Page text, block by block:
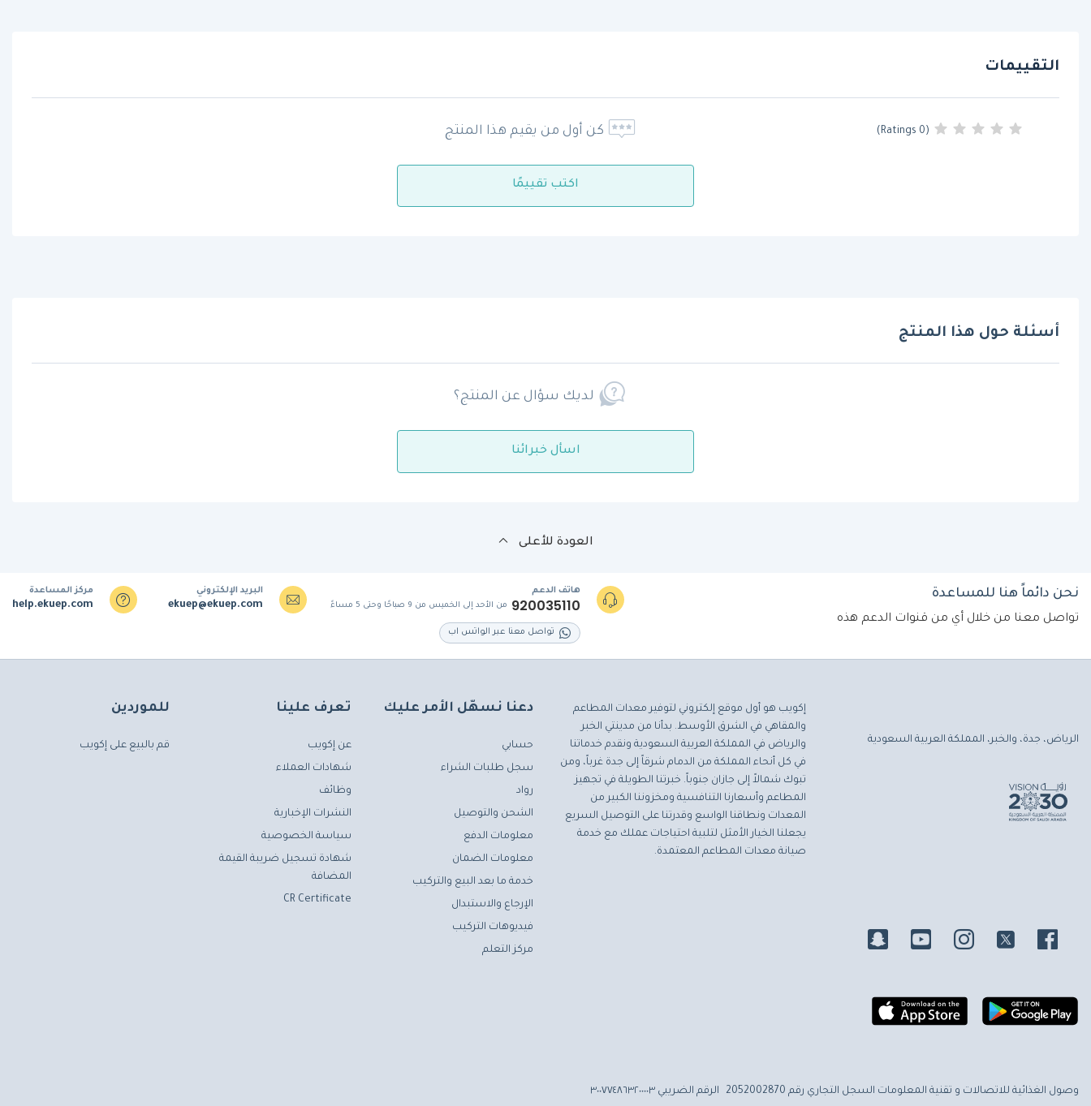
التقييمات
(0 Ratings) كن أول من يقيم هذا المنتج
اكتب تقييمًا
أسئلة حول هذا المنتج
لديك سؤال عن المنتج؟
اسأل خبرائنا
العودة للأعلى
نحن دائماً هنا للمساعدة
تواصل معنا من خلال أي من قنوات الدعم هذه
هاتف الدعم
920035110 من الأحد إلى الخميس من 9 صباحًا وحتى 5 مساءً
تواصل معنا عبر الواتس اب
البريد الإلكتروني
ekuep@ekuep.com
مركز المساعدة
help.ekuep.com
الرياض، جدة، والخبر، المملكة العربية السعودية
إكويب هو أول موقع إلكتروني لتوفير معدات المطاعم
والمقاهي في الشرق الأوسط. بدأنا من مدينتي الخبر
والرياض في المملكة العربية السعودية ونقدم خدماتنا
في كل أنحاء المملكة من الدمام شرقاً إلى جدة غرباً، ومن
تبوك شمالاً إلى جازان جنوباً. خبرتنا الطويلة في تجهيز
المطاعم وأسعارنا التنافسية ومخزوننا الكبير من
المعدات ونطاقنا الواسع وقدرتنا على التوصيل السريع
يجعلنا الخيار الأمثل لتلبية احتياجات عملك مع خدمة
صيانة معدات المطاعم المعتمدة.
دعنا نسهّل الأمر عليك
حسابي
سجل طلبات الشراء
رواد
الشحن والتوصيل
معلومات الدفع
معلومات الضمان
خدمة ما بعد البيع والتركيب
الإرجاع والاستبدال
فيديوهات التركيب
مركز التعلم
تعرف علينا
عن إكويب
شهادات العملاء
وظائف
النشرات الإخبارية
سياسة الخصوصية
شهادة تسجيل ضريبة القيمة
المضافة
CR Certificate
للموردين
قم بالبيع على إكويب
وصول الغذائية للاتصالات و تقنية المعلومات السجل التجاري رقم 2052002870 الرقم الضريبي ٣٠٠٧٧٤٨٦٣٢٠٠٠٠٣